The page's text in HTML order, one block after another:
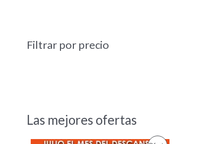
Filtrar por precio
Las mejores ofertas